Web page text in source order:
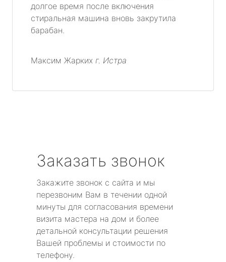
долгое время после включения
стиральная машина вновь закрутила
барабан.
Максим Жарких г. Истра
Заказать звонок
Закажите звонок с сайта и мы
перезвоним Вам в течении одной
минуты для согласования времени
визита мастера на дом и более
детальной консультации решения
Вашей проблемы и стоимости по
телефону.